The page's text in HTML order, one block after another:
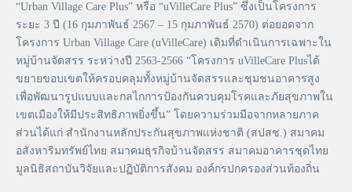
“Urban Village Care Plus” หรือ “uVilleCare Plus” ซึ่งเป็นโครงการ
ระยะ 3 ปี (16 กุมภาพันธ์ 2567 – 15 กุมภาพันธ์ 2570) ต่อยอดจาก
โครงการ Urban Village Care (uVilleCare) เดิมที่ดำเนินการเฉพาะใน
หมู่บ้านจัดสรร ระหว่างปี 2563-2566 “โครงการ uVilleCare Plusได้
ขยายขอบเขตให้ครอบคลุมทั้งหมู่บ้านจัดสรรและชุมชนอาคารสูง
เพื่อพัฒนารูปแบบและกลไกการป้องกันควบคุมโรคและภัยสุขภาพใน
เขตเมืองให้มีประสิทธิภาพยิ่งขึ้น” โดยความร่วมมือจากหลายภาค
ส่วนได้แก่ สำนักงานหลักประกันสุขภาพแห่งชาติ (สปสช.) สมาคม
อสังหาริมทรัพย์ไทย สมาคมธุรกิจบ้านจัดสรร สมาคมอาคารชุดไทย
มูลนิธิสถาบันวิจัยและปฏิบัติการสังคม องค์กรปกครองส่วนท้องถิ่น